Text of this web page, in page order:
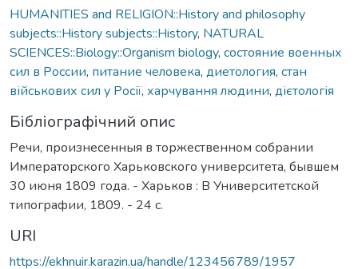
HUMANITIES and RELIGION::History and philosophy
subjects::History subjects::History, NATURAL
SCIENCES::Biology::Organism biology, состояние военных
сил в России, питание человека, диетология, стан
військових сил у Росії, харчування людини, дієтологія
Бібліографічний опис
Речи, произнесенныя в торжественном собрании
Императорского Харьковского университета, бывшем
30 июня 1809 года. - Харьков : В Университетской
типографии, 1809. - 24 с.
URI
https://ekhnuir.karazin.ua/handle/123456789/1957